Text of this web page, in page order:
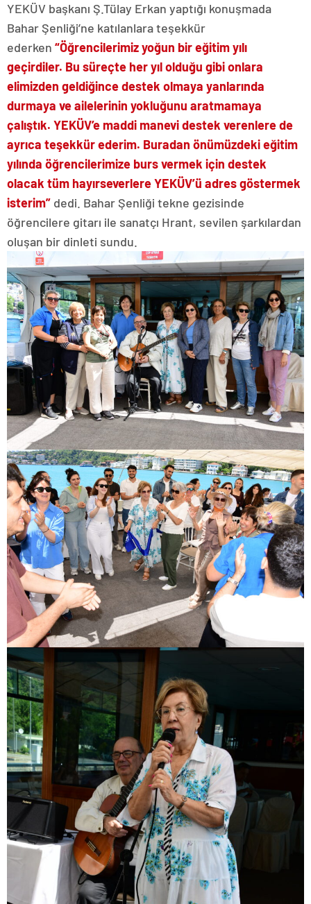
YEKÜV başkanı Ş.Tülay Erkan yaptığı konuşmada
Bahar Şenliği’ne katılanlara teşekkür
ederken “Öğrencilerimiz yoğun bir eğitim yılı
geçirdiler. Bu süreçte her yıl olduğu gibi onlara
elimizden geldiğince destek olmaya yanlarında
durmaya ve ailelerinin yokluğunu aratmamaya
çalıştık. YEKÜV’e maddi manevi destek verenlere de
ayrıca teşekkür ederim. Buradan önümüzdeki eğitim
yılında öğrencilerimize burs vermek için destek
olacak tüm hayırseverlere YEKÜV’ü adres göstermek
isterim” dedi. Bahar Şenliği tekne gezisinde
öğrencilere gitarı ile sanatçı Hrant, sevilen şarkılardan
oluşan bir dinleti sundu.